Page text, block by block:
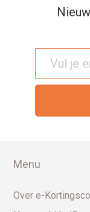
Menu
Over e-